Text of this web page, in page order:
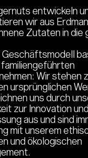
entwickeln
wir aus
Zutaten in die
Geschäftsmodell
Wir stehen
ursprünglichen
uns durch
zur Innovation und
aus und sind
mit unserem
und ökologischen